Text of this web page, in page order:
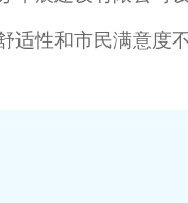
性和市民满意度不